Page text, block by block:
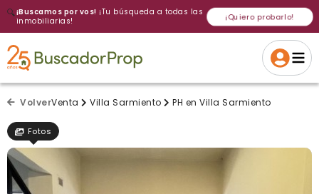
🔍¡Buscamos por vos! ¡Tu búsqueda a todas las
inmobiliarias!
¡Quiero probarlo!
Cancelar Si, eliminar
Gracias
Volver a intentar
VolverVenta Villa Sarmiento PH en Villa Sarmiento
Fotos